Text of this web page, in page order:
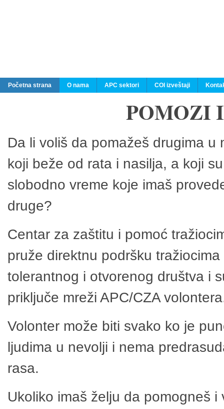
Početna strana O nama APC sektori COI izveštaji
POMOZI
Da li voliš da pomažeš drugima
koji beže od rata i nasilja, a koji
slobodno vreme koje imaš
druge?
Centar za zaštitu i pomoć
pruže direktnu podršku
tolerantnog i otvorenog društva i
priključe mreži APC/CZA
Volonter može biti svako ko je
ljudima u nevolji i nema
rasa.
Ukoliko imaš želju da pomogneš